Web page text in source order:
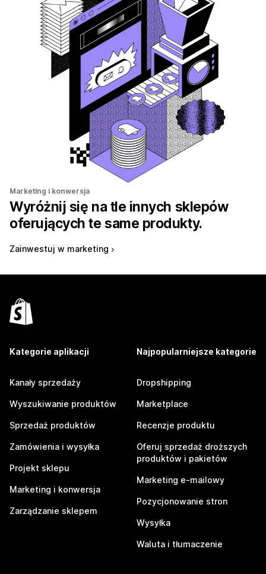
Marketing i konwersja
Wyróżnij się na tle innych sklepów
oferujących te same produkty.
Zainwestuj w marketing
Kategorie aplikacji
Kanały sprzedaży
Wyszukiwanie produktów
Sprzedaż produktów
Zamówienia i wysyłka
Projekt sklepu
Marketing i konwersja
Zarządzanie sklepem
Najpopularniejsze kategorie
Dropshipping
Marketplace
Recenzje produktu
Oferuj sprzedaż droższych
produktów i pakietów
Marketing e-mailowy
Pozycjonowanie stron
Wysyłka
Waluta i tłumaczenie